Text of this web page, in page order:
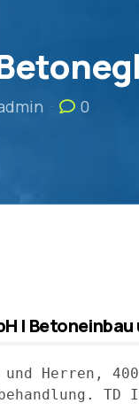
0
|
und Herren,